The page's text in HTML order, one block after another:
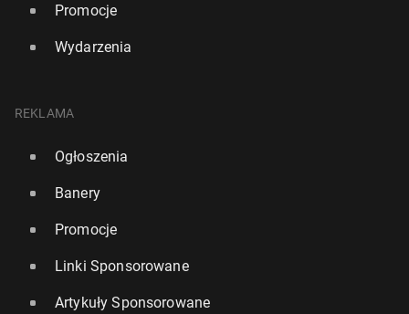
Promocje
Wydarzenia
REKLAMA
Ogłoszenia
Banery
Promocje
Linki Sponsorowane
Artykuły Sponsorowane